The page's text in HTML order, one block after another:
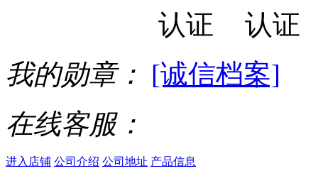
我的勋章： [诚信档案]
在线客服：
进入店铺 公司介绍 公司地址 产品信息